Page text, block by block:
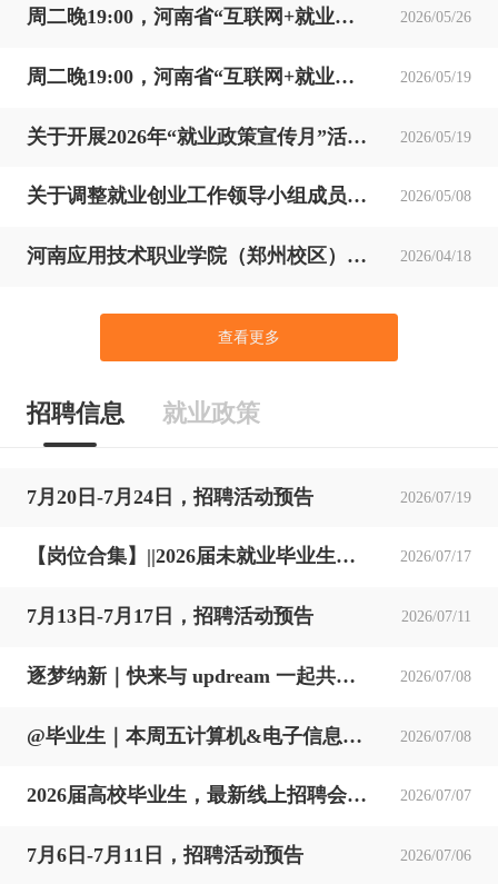
周二晚19:00，河南省“互联网+就业指导”公益直播课：@大学生! 快来看看大家的暑期经历吧！ 河南大中专学生就业创业 2026年5月25日 12:29 河南 2026/05/26
周二晚19:00，河南省“互联网+就业指导”公益直播课：谁的青春不迷茫 “职” 点迷津不慌张 2026/05/19
关于开展2026年“就业政策宣传月”活动的通知 2026/05/19
关于调整就业创业工作领导小组成员的通知 2026/05/08
河南应用技术职业学院（郑州校区）2026届毕业生春季双选会暨2027届毕业生岗位实习见面会展位号 2026/04/18
查看更多
招聘信息 就业政策
7月20日-7月24日，招聘活动预告 2026/07/19
【岗位合集】||2026届未就业毕业生速投！ 2026/07/17
7月13日-7月17日，招聘活动预告 2026/07/11
逐梦纳新｜快来与 updream 一起共赴新程！ 2026/07/08
@毕业生｜本周五计算机&电子信息专场双选会，天马微电子、鸿富锦（郑州富士康）、郑州汉威光电等优质企业等你来！ 2026/07/08
2026届高校毕业生，最新线上招聘会信息合集 2026/07/07
7月6日-7月11日，招聘活动预告 2026/07/06